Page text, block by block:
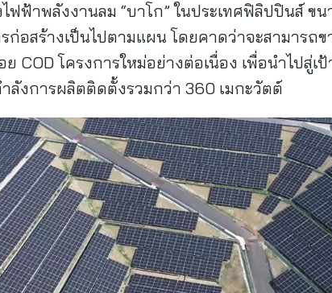
ไฟฟ้าพลังงานลม “บาโก” ในประเทศฟิลิปปินส์ ข
อสร้างเป็นไปตามแผน โดยคาดว่าจะสามารถข
COD โครงการใหม่อย่างต่อเนื่อง เพื่อนำไปสู่
ลังการผลิตติดตั้งรวมกว่า 360 เมกะวัตต์